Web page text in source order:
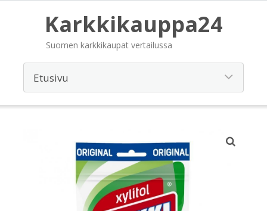
Karkkikauppa24
Suomen karkkikaupat vertailussa